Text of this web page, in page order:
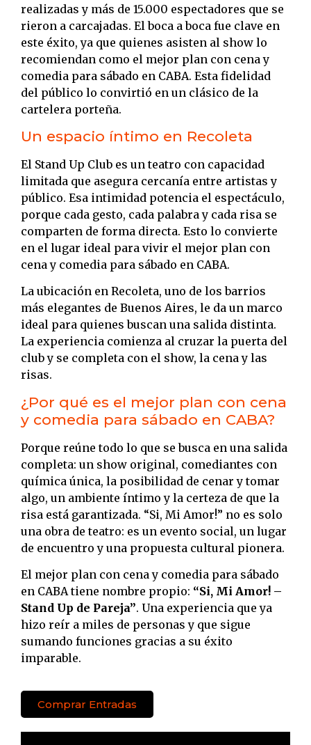
realizadas y más de 15.000 espectadores que se
rieron a carcajadas. El boca a boca fue clave en
este éxito, ya que quienes asisten al show lo
recomiendan como el mejor plan con cena y
comedia para sábado en CABA. Esta fidelidad
del público lo convirtió en un clásico de la
cartelera porteña.
Un espacio íntimo en Recoleta
El Stand Up Club es un teatro con capacidad
limitada que asegura cercanía entre artistas y
público. Esa intimidad potencia el espectáculo,
porque cada gesto, cada palabra y cada risa se
comparten de forma directa. Esto lo convierte
en el lugar ideal para vivir el mejor plan con
cena y comedia para sábado en CABA.
La ubicación en Recoleta, uno de los barrios
más elegantes de Buenos Aires, le da un marco
ideal para quienes buscan una salida distinta.
La experiencia comienza al cruzar la puerta del
club y se completa con el show, la cena y las
risas.
¿Por qué es el mejor plan con cena
y comedia para sábado en CABA?
Porque reúne todo lo que se busca en una salida
completa: un show original, comediantes con
química única, la posibilidad de cenar y tomar
algo, un ambiente íntimo y la certeza de que la
risa está garantizada. “Si, Mi Amor!” no es solo
una obra de teatro: es un evento social, un lugar
de encuentro y una propuesta cultural pionera.
El mejor plan con cena y comedia para sábado
en CABA tiene nombre propio: “Si, Mi Amor! –
Stand Up de Pareja”. Una experiencia que ya
hizo reír a miles de personas y que sigue
sumando funciones gracias a su éxito
imparable.
Comprar Entradas